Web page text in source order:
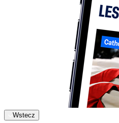
Wstecz